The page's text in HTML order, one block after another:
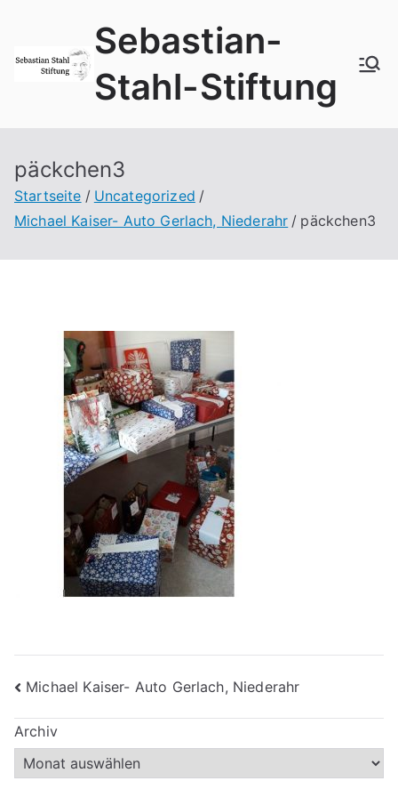
springen
Sebastian-
Stahl-Stiftung
päckchen3
Startseite
Uncategorized
Michael Kaiser- Auto Gerlach, Niederahr
päckchen3
Beitragsnavigation
Michael Kaiser- Auto Gerlach, Niederahr
Archiv